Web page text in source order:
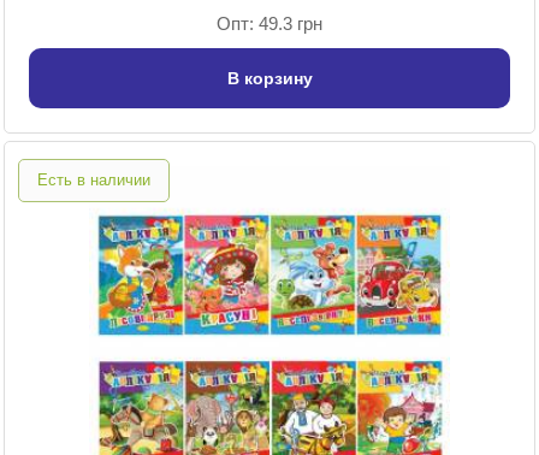
Опт: 49.3 грн
В корзину
Есть в наличии